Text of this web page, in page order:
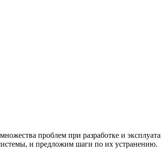
проблем при разработке и
и предложим шаги по их устранению.